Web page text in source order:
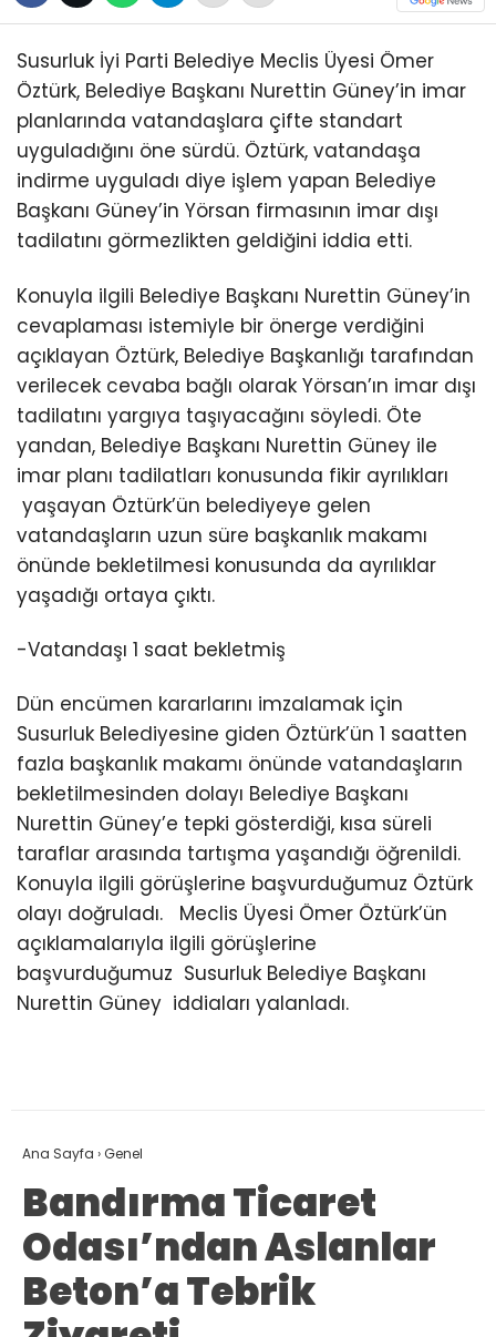
Susurluk İyi Parti Belediye Meclis Üyesi Ömer
Öztürk, Belediye Başkanı Nurettin Güney’in imar
planlarında vatandaşlara çifte standart
uyguladığını öne sürdü. Öztürk, vatandaşa
indirme uyguladı diye işlem yapan Belediye
Başkanı Güney’in Yörsan firmasının imar dışı
tadilatını görmezlikten geldiğini iddia etti.
Konuyla ilgili Belediye Başkanı Nurettin Güney’in
cevaplaması istemiyle bir önerge verdiğini
açıklayan Öztürk, Belediye Başkanlığı tarafından
verilecek cevaba bağlı olarak Yörsan’ın imar dışı
tadilatını yargıya taşıyacağını söyledi. Öte
yandan, Belediye Başkanı Nurettin Güney ile
imar planı tadilatları konusunda fikir ayrılıkları
yaşayan Öztürk’ün belediyeye gelen
vatandaşların uzun süre başkanlık makamı
önünde bekletilmesi konusunda da ayrılıklar
yaşadığı ortaya çıktı.
-Vatandaşı 1 saat bekletmiş
Dün encümen kararlarını imzalamak için
Susurluk Belediyesine giden Öztürk’ün 1 saatten
fazla başkanlık makamı önünde vatandaşların
bekletilmesinden dolayı Belediye Başkanı
Nurettin Güney’e tepki gösterdiği, kısa süreli
taraflar arasında tartışma yaşandığı öğrenildi.
Konuyla ilgili görüşlerine başvurduğumuz Öztürk
olayı doğruladı. Meclis Üyesi Ömer Öztürk’ün
açıklamalarıyla ilgili görüşlerine
başvurduğumuz Susurluk Belediye Başkanı
Nurettin Güney iddiaları yalanladı.
Ana Sayfa ›Genel
Bandırma Ticaret
Odası’ndan Aslanlar
Beton’a Tebrik